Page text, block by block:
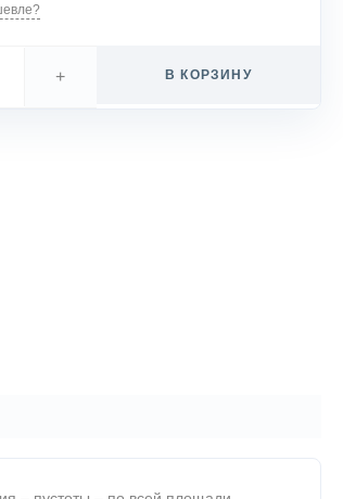
+ В КОРЗИНУ